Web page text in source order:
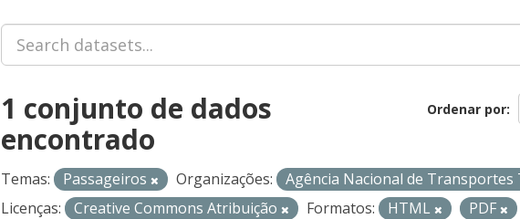
Ordenar por
1 conjunto de dados
encontrado
Temas: Passageiros Organizações:
Agência Nacional de
Licenças:
Creative Commons Atribuição Formatos: HTML PDF